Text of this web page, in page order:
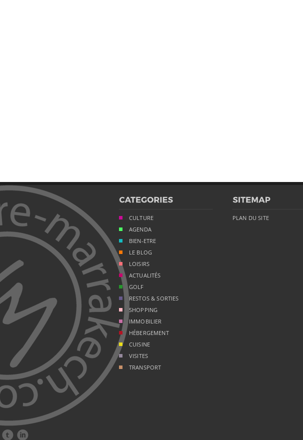
 
CULTURE
AGENDA
BIEN-ETRE
LE BLOG
LOISIRS
ACTUALITÉS
GOLF
RESTOS & SORTIES
SHOPPING
IMMOBILIER
HÉBERGEMENT
CUISINE
VISITES
TRANSPORT
PLAN DU SITE